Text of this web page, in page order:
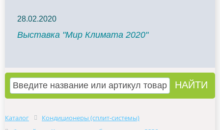
28.02.2020
Выставка "Мир Климата 2020"
Каталог
Кондиционеры (сплит-системы)